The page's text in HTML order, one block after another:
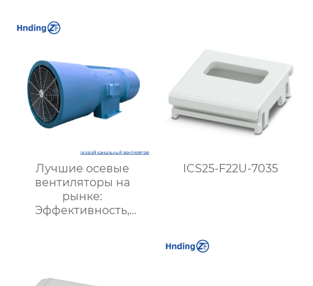
Лучшие осевые
вентиляторы на
рынке:
Эффективность,
ICS25-F22U-7035